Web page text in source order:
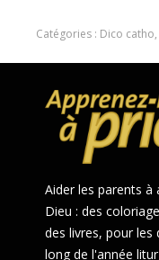
Catégories : Dico catho,
Aider les parents à
Dieu : des
des livres, pour
long de l'année